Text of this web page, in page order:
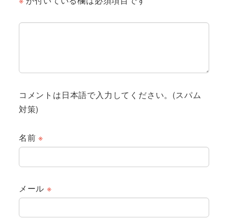
コメントは日本語で入力してください。(スパム
対策)
名前※
メール ※